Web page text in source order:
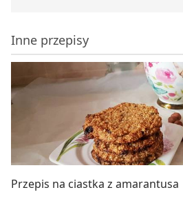
Inne przepisy
Przepis na ciastka z amarantusa